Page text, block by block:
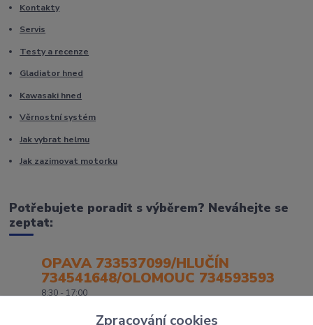
Kontakty
Servis
Testy a recenze
Gladiator hned
Kawasaki hned
Věrnostní systém
Jak vybrat helmu
Jak zazimovat motorku
Potřebujete poradit s výběrem? Neváhejte se
zeptat:
OPAVA 733537099/HLUČÍN
734541648/OLOMOUC 734593593
8:30 - 17:00
Zpracování cookies